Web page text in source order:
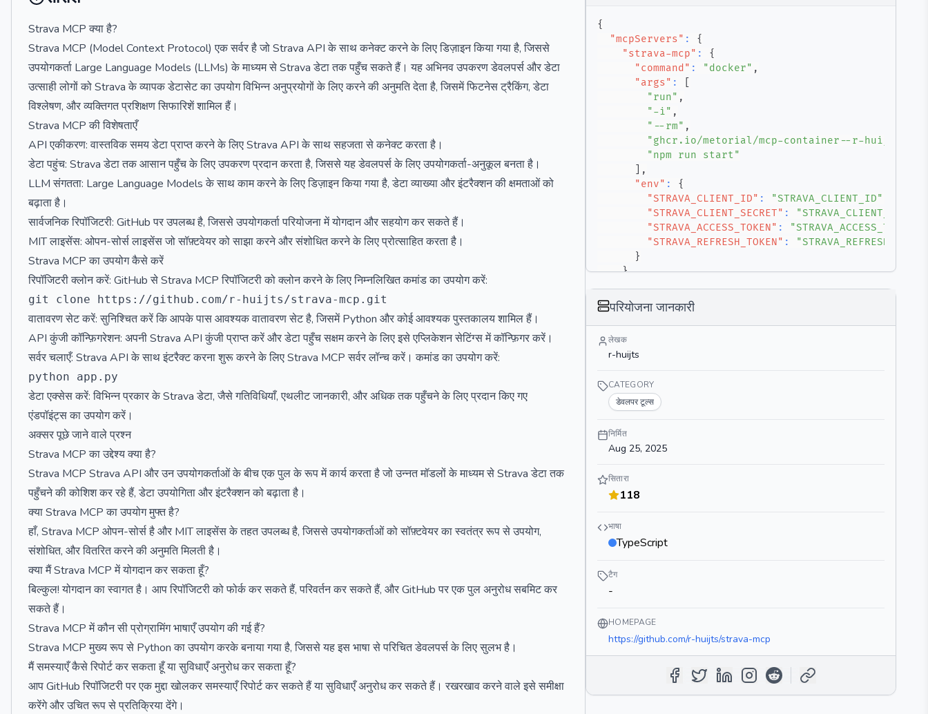
Strava MCP क्या है?
Strava MCP (Model Context Protocol) एक सर्वर है जो Strava API के साथ कनेक्ट करने के लिए डिज़ाइन किया गया है, जिससे
उपयोगकर्ता Large Language Models (LLMs) के माध्यम से Strava डेटा तक पहुँच सकते हैं। यह अभिनव उपकरण डेवलपर्स और डेटा
उत्साही लोगों को Strava के व्यापक डेटासेट का उपयोग विभिन्न अनुप्रयोगों के लिए करने की अनुमति देता है, जिसमें फिटनेस ट्रैकिंग, डेटा
विश्लेषण, और व्यक्तिगत प्रशिक्षण सिफारिशें शामिल हैं।
Strava MCP की विशेषताएँ
API एकीकरण: वास्तविक समय डेटा प्राप्त करने के लिए Strava API के साथ सहजता से कनेक्ट करता है।
डेटा पहुंच: Strava डेटा तक आसान पहुँच के लिए उपकरण प्रदान करता है, जिससे यह डेवलपर्स के लिए उपयोगकर्ता-अनुकूल बनता है।
LLM संगतता: Large Language Models के साथ काम करने के लिए डिज़ाइन किया गया है, डेटा व्याख्या और इंटरैक्शन की क्षमताओं को
बढ़ाता है।
सार्वजनिक रिपॉजिटरी: GitHub पर उपलब्ध है, जिससे उपयोगकर्ता परियोजना में योगदान और सहयोग कर सकते हैं।
MIT लाइसेंस: ओपन-सोर्स लाइसेंस जो सॉफ़्टवेयर को साझा करने और संशोधित करने के लिए प्रोत्साहित करता है।
Strava MCP का उपयोग कैसे करें
रिपॉजिटरी क्लोन करें: GitHub से Strava MCP रिपॉजिटरी को क्लोन करने के लिए निम्नलिखित कमांड का उपयोग करें:
वातावरण सेट करें: सुनिश्चित करें कि आपके पास आवश्यक वातावरण सेट है, जिसमें Python और कोई आवश्यक पुस्तकालय शामिल हैं।
API कुंजी कॉन्फ़िगरेशन: अपनी Strava API कुंजी प्राप्त करें और डेटा पहुँच सक्षम करने के लिए इसे एप्लिकेशन सेटिंग्स में कॉन्फ़िगर करें।
सर्वर चलाएँ: Strava API के साथ इंटरैक्ट करना शुरू करने के लिए Strava MCP सर्वर लॉन्च करें। कमांड का उपयोग करें:
डेटा एक्सेस करें: विभिन्न प्रकार के Strava डेटा, जैसे गतिविधियाँ, एथलीट जानकारी, और अधिक तक पहुँचने के लिए प्रदान किए गए
एंडपॉइंट्स का उपयोग करें।
अक्सर पूछे जाने वाले प्रश्न
Strava MCP का उद्देश्य क्या है?
Strava MCP Strava API और उन उपयोगकर्ताओं के बीच एक पुल के रूप में कार्य करता है जो उन्नत मॉडलों के माध्यम से Strava डेटा तक
पहुँचने की कोशिश कर रहे हैं, डेटा उपयोगिता और इंटरैक्शन को बढ़ाता है।
क्या Strava MCP का उपयोग मुफ्त है?
हाँ, Strava MCP ओपन-सोर्स है और MIT लाइसेंस के तहत उपलब्ध है, जिससे उपयोगकर्ताओं को सॉफ़्टवेयर का स्वतंत्र रूप से उपयोग,
संशोधित, और वितरित करने की अनुमति मिलती है।
क्या मैं Strava MCP में योगदान कर सकता हूँ?
बिल्कुल! योगदान का स्वागत है। आप रिपॉजिटरी को फोर्क कर सकते हैं, परिवर्तन कर सकते हैं, और GitHub पर एक पुल अनुरोध सबमिट कर
सकते हैं।
Strava MCP में कौन सी प्रोग्रामिंग भाषाएँ उपयोग की गई हैं?
Strava MCP मुख्य रूप से Python का उपयोग करके बनाया गया है, जिससे यह इस भाषा से परिचित डेवलपर्स के लिए सुलभ है।
मैं समस्याएँ कैसे रिपोर्ट कर सकता हूँ या सुविधाएँ अनुरोध कर सकता हूँ?
आप GitHub रिपॉजिटरी पर एक मुद्दा खोलकर समस्याएँ रिपोर्ट कर सकते हैं या सुविधाएँ अनुरोध कर सकते हैं। रखरखाव करने वाले इसे समीक्षा
करेंगे और उचित रूप से प्रतिक्रिया देंगे।
{
"mcpServers" :
{
"strava-mcp" :
{
"command" : "docker" ,
"args" :
"run" ,
"-i" ,
"--rm" ,
"ghcr.io/metorial/mcp-container--r-huijts--
"npm run start"
,
"env" :
{
"STRAVA_CLIENT_ID" : "STRAVA_CLIENT_ID"
"STRAVA_CLIENT_SECRET" :
"STRAVA_ACCESS_TOKEN" : "STRAVA_ACCESS_TOKEN"
"STRAVA_REFRESH_TOKEN" :
}
}
} परियोजना जानकारी
लेखक
r-huijts
CATEGORY
डेवलपर टूल्स
निर्मित
Aug 25, 2025
सितारा
118
भाषा
TypeScript
टैग
-
HOMEPAGE
https://github.com/r-huijts/strava-mcp